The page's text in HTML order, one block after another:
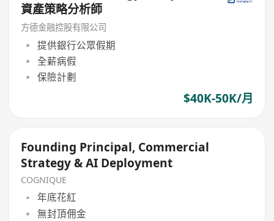
資產策略分析師
方德金融控股有限公司
提供銀行公眾假期
全薪病假
保險計劃
$40K-50K/月
Founding Principal, Commercial
Strategy & AI Deployment
COGNIQUE
年底花紅
無封頂佣金